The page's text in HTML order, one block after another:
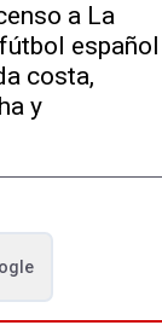
a La
español
costa,
y